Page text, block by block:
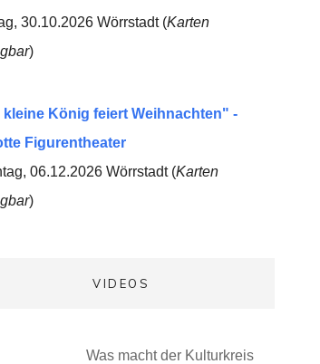
30.10.2026 Wörrstadt (Karten
)
kleine König feiert Weihnachten" -
Figurentheater
06.12.2026 Wörrstadt (Karten
)
VIDEOS
Was macht der Kulturkreis